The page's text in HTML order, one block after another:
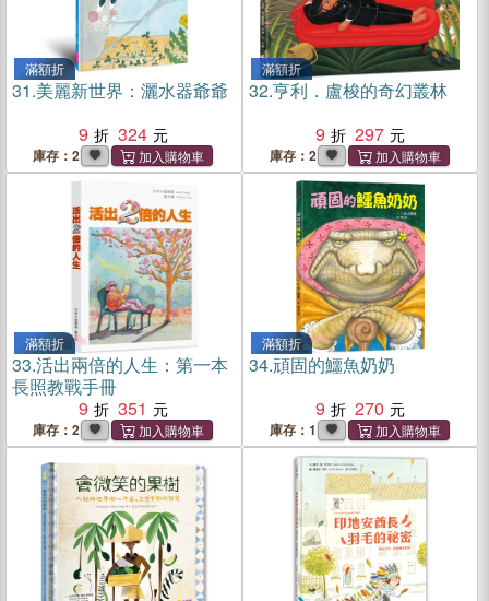
滿額折
31.美麗新世界：灑水器爺爺
9
324
庫存：2
滿額折
32.亨利．盧梭的奇幻叢林
9
297
庫存：2
滿額折
33.活出兩倍的人生：第一本
長照教戰手冊
9
351
庫存：2
滿額折
34.頑固的鱷魚奶奶
9
270
庫存：1